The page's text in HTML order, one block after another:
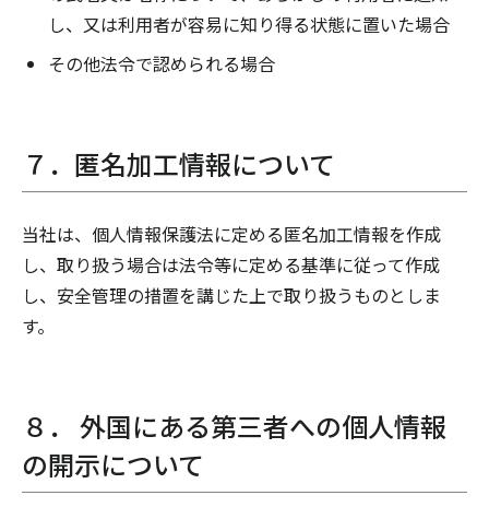
し、又は利用者が容易に知り得る状態に置いた場合
その他法令で認められる場合
７．匿名加工情報について
当社は、個人情報保護法に定める匿名加工情報を作成
し、取り扱う場合は法令等に定める基準に従って作成
し、安全管理の措置を講じた上で取り扱うものとしま
す。
８． 外国にある第三者への個人情報
の開示について